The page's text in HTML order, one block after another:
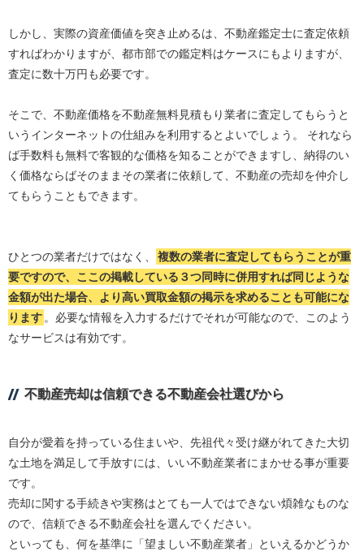
しかし、実際の資産価値を突き止めるは、不動産鑑定士に査定依頼
すればわかりますが、都市部での鑑定料はケースにもよりますが、
査定に数十万円も必要です。
そこで、不動産価格を不動産無料見積もり業者に査定してもらうと
いうインターネットの仕組みを利用するとよいでしょう。 それなら
ば手数料も無料で客観的な価格を知ることができますし、納得のい
く価格ならばそのままその業者に依頼して、不動産の売却を仲介し
てもらうこともできます。
ひとつの業者だけではなく、
複数の業者に査定してもらうことが重
要ですので、ここの掲載している３つ同時に併用すれば同じような
金額が出た場合、より高い買取金額の掲示を求めることも可能にな
ります 。必要な情報を入力するだけでそれが可能なので、このよう
なサービスは有効です。
不動産売却は信頼できる不動産会社選びから
自分が愛着を持っている住まいや、先祖代々受け継がれてきた大切
な土地を満足して手放すには、いい不動産業者にまかせる事が重要
です。
売却に関する手続きや実務はとても一人ではできない煩雑なものな
ので、信頼できる不動産会社を選んでください。
といっても、何を基準に「望ましい不動産業者」といえるかどうか